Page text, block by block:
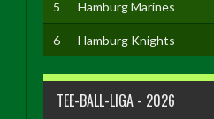
5 Hamburg Marines
6 Hamburg Knights
TEE-BALL-LIGA - 2026